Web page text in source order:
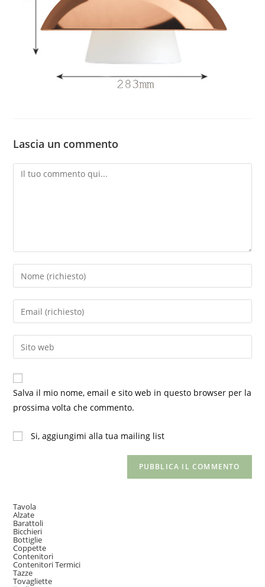
Lascia un commento
Commento
Inserisci
il
tuo
nome
nome
utente
per
commentare
Inserisci
il
tuo
indirizzo
per
commentare
Inserisci
l'URL
del
sito
(facoltativo)
Salva il mio nome, email e sito web in questo browser per la
prossima volta che commento.
Si, aggiungimi alla tua mailing list
Tavola
Alzate
Barattoli
Bicchieri
Bottiglie
Coppette
Contenitori
Contenitori Termici
Tazze
Tovagliette